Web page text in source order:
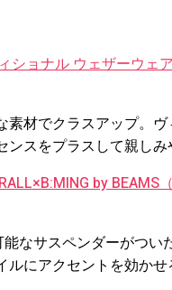
ョナル ウェザーウェ
材でクラスアップ。
スをプラスして親しみ
by BEAMS
能なサスペンダーがつ
にアクセントを効かせ